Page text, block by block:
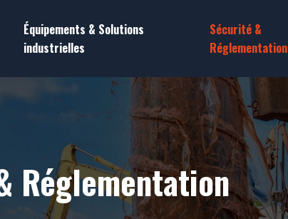
Équipements & Solutions
industrielles
Sécurité &
Réglementation
Réglementation